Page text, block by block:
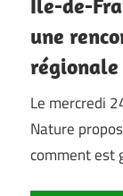
Ile-de-
une
Le mercredi
Nature
comment est